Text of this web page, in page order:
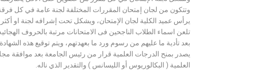
وتتكون من لجان إمتحان المقررات المختلفة لجنة عامة في كل
يرأس عميد الكلية لجان الإمتحان، ويشكل تحت إشرافه لجنة او أكثر
تلعن اسماء الطلاب الناجحين فى الامتحانات مرتبة بالحروف
بعد تأدية ما عليهم من رسوم ورد ما بعهدتهم، ويتم توقيع هذه
يصدر بمنح الدرجات العلمية قرار من رئيس الجامعة بعد موافقة
العلمية ( البكالوريوس أو الليسانس ) والتقدير الذي ناله.